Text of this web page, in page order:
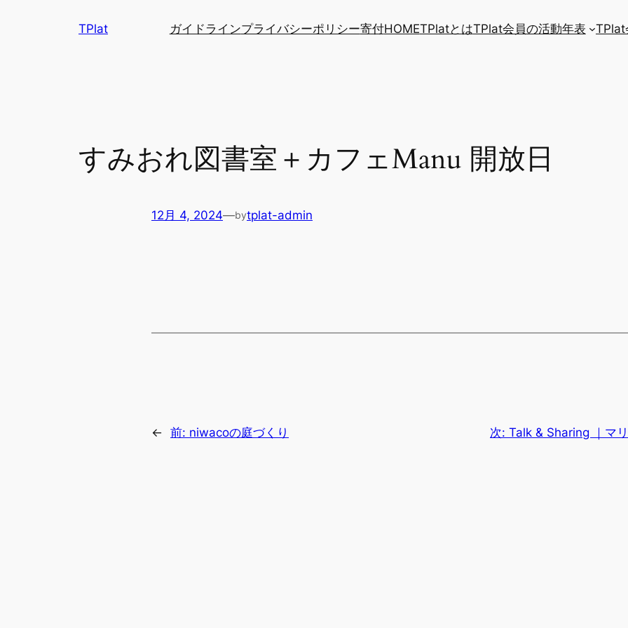
TPlat ガイドラインプライバシーポリシー寄付HOMETPlatとはTPlat会員の活動年表 TPlat
すみおれ図書室＋カフェManu 開放日
12月 4, 2024—bytplat-admin
← 前: niwacoの庭づくり 次: Talk & Sharing ｜マ